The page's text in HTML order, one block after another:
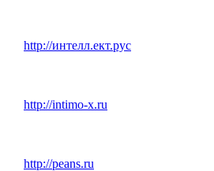
http://интелл.ект.рус
http://intimo-x.ru
http://peans.ru